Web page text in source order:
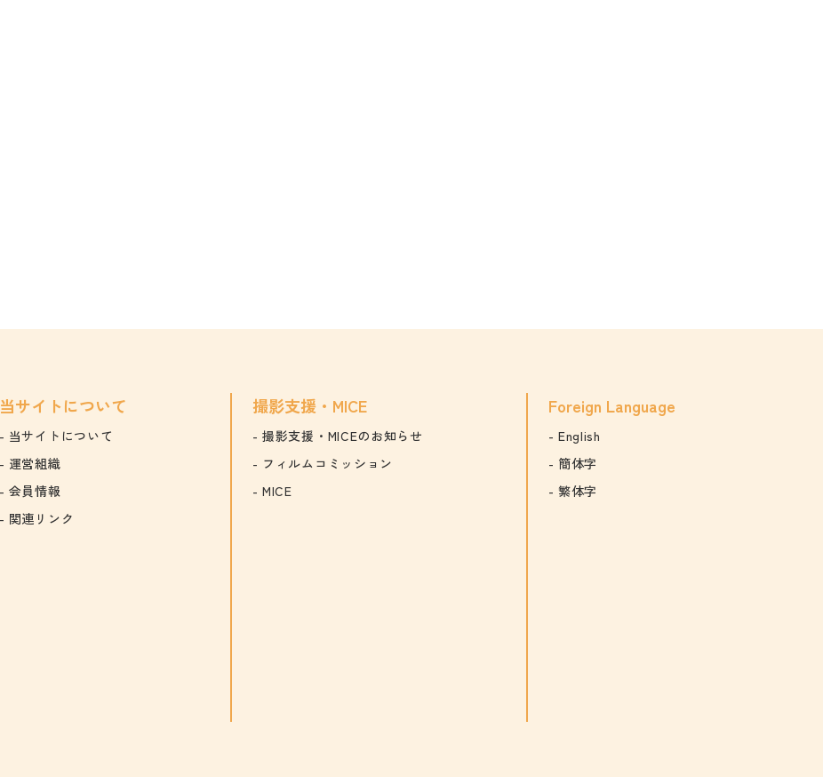
当サイトについて
当サイトについて
運営組織
会員情報
関連リンク
撮影支援・MICE
撮影支援・MICEのお知らせ
フィルムコミッション
MICE
Foreign Language
English
簡体字
繁体字